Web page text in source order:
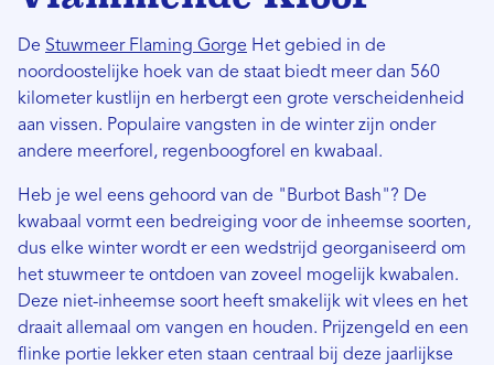
De Stuwmeer Flaming Gorge Het gebied in de
noordoostelijke hoek van de staat biedt meer dan 560
kilometer kustlijn en herbergt een grote verscheidenheid
aan vissen. Populaire vangsten in de winter zijn onder
andere meerforel, regenboogforel en kwabaal.
Heb je wel eens gehoord van de "Burbot Bash"? De
kwabaal vormt een bedreiging voor de inheemse soorten,
dus elke winter wordt er een wedstrijd georganiseerd om
het stuwmeer te ontdoen van zoveel mogelijk kwabalen.
Deze niet-inheemse soort heeft smakelijk wit vlees en het
draait allemaal om vangen en houden. Prijzengeld en een
flinke portie lekker eten staan ​​centraal bij deze jaarlijkse